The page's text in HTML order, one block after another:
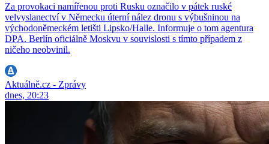
Za provokaci namířenou proti Rusku označilo v pátek ruské
velvyslanectví v Německu úterní nález dronu s výbušninou na
východoněmeckém letišti Lipsko/Halle. Informuje o tom agentura
DPA. Berlín oficiálně Moskvu v souvislosti s tímto případem z
ničeho neobvinil.
Aktuálně.cz - Zprávy
dnes, 20:23